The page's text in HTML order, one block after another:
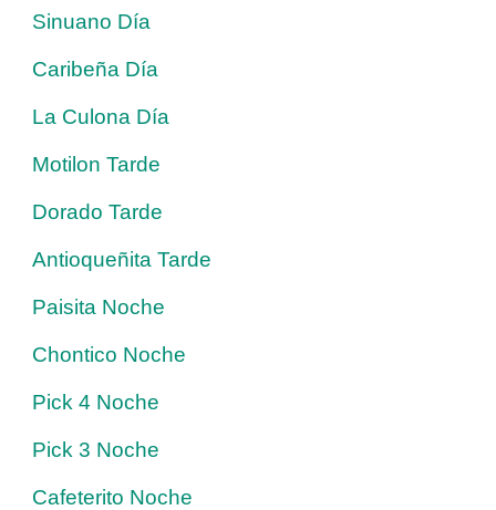
Sinuano Día
Caribeña Día
La Culona Día
Motilon Tarde
Dorado Tarde
Antioqueñita Tarde
Paisita Noche
Chontico Noche
Pick 4 Noche
Pick 3 Noche
Cafeterito Noche